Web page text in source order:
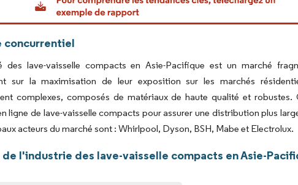
concurrentiel
des lave-vaisselle compacts en Asie-Pacifique est un marché
sur la maximisation de leur exposition sur les marchés
complexes, composés de matériaux de haute qualité et
ligne de lave-vaisselle compacts pour assurer une distribution plus
acteurs du marché sont : Whirlpool, Dyson, BSH, Mabe et Electrolux.
de l'industrie des lave-vaisselle compacts en Asie-